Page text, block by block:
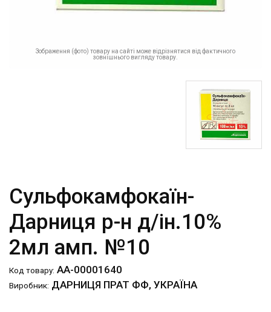
Зображення (фото) товару на сайті може відрізнятися від фактичного
зовнішнього вигляду товару.
Сульфокамфокаїн-
Дарниця р-н д/ін.10%
2мл амп. №10
Код товару: АА-00001640
Виробник: ДАРНИЦЯ ПРАТ ФФ, УКРАЇНА